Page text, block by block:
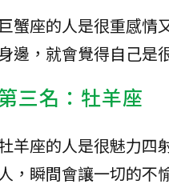
蟹座的人是很重感情
邊，就會覺得自己是
三名：牡羊座
羊座的人是很魅力四
，瞬間會讓一切的不